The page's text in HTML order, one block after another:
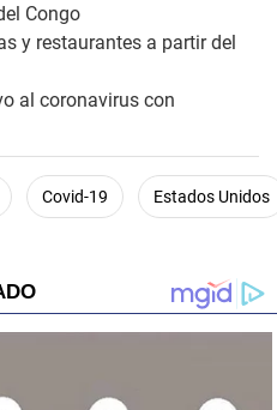
Congo
y restaurantes a partir del
al coronavirus con
Covid-19 Estados Unidos